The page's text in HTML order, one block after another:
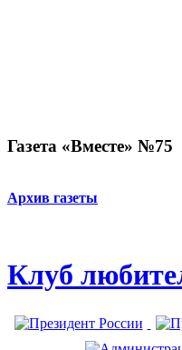
Газета «Вместе» №75
Архив газеты
Клуб